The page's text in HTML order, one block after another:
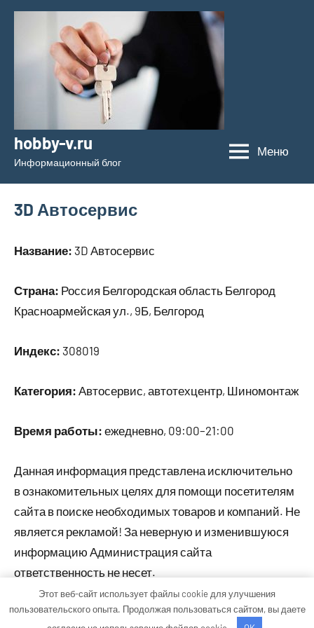
Перейти
содержимому
hobby-v.ru
Информационный блог
Меню
3D Автосервис
Название: 3D Автосервис
Страна: Россия Белгородская область Белгород
Красноармейская ул., 9Б, Белгород
Индекс: 308019
Категория: Автосервис, автотехцентр, Шиномонтаж
Время работы: ежедневно, 09:00–21:00
Данная информация представлена исключительно
в ознакомительных целях для помощи посетителям
сайта в поиске необходимых товаров и компаний. Не
является рекламой! За неверную и изменившуюся
информацию Администрация сайта
ответственность не несет.
Тема WordPress: Occasio от ThemeZee.
Этот веб-сайт использует файлы cookie для улучшения
пользовательского опыта. Продолжая пользоваться сайтом, вы даете